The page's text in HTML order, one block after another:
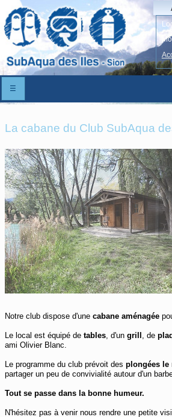
☰
La cabane du Club SubAqua
Notre club dispose d'unecabane aménagée
Le local est équipé detables , d'ungrill , de
ami Olivier Blanc.
Le programme du club prévoit des plongées le
partager un peu de convivialité autour d'un
Tout se passe dans la bonne humeur.
N'hésitez pas à venir nous rendre une petite